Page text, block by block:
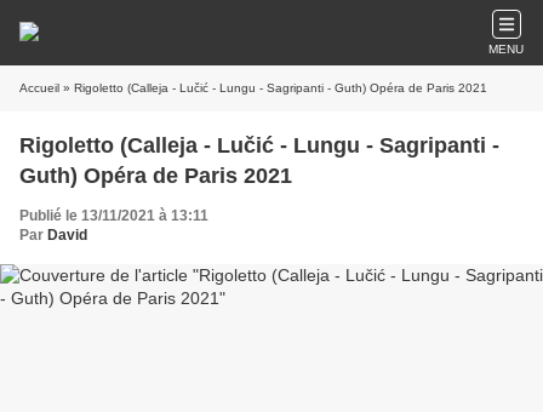
MENU
Accueil » Rigoletto (Calleja - Lučić - Lungu - Sagripanti - Guth) Opéra de Paris 2021
Rigoletto (Calleja - Lučić - Lungu - Sagripanti -
Guth) Opéra de Paris 2021
Publié le 13/11/2021 à 13:11
Par David